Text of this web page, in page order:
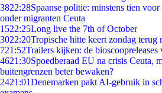
3822:28Spaanse politie: minstens tien
onder migranten Ceuta
1522:25Long live the 7th of October
3022:20Tropische hitte keert zondag terug
721:52Trailers kijken: de bioscoopreleases
4621:30Spoedberaad EU na crisis Ceuta,
buitengrenzen beter bewaken?
2421:01Denemarken pakt AI-gebruik in